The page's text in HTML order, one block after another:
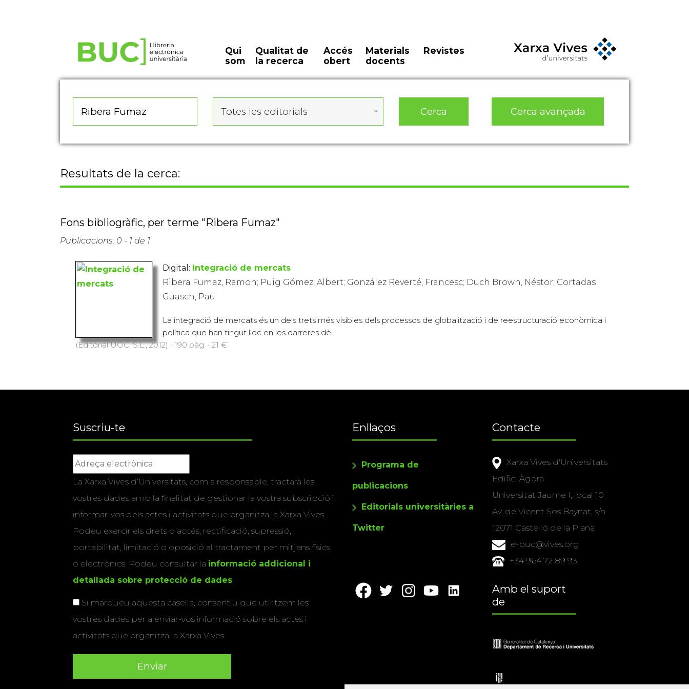
Qui
som
Qualitat de
la recerca
Accés
obert
Materials
docents
Revistes
Totes les editorials Cerca Cerca avançada
Resultats de la cerca:
Fons bibliogràfic, per terme "Ribera Fumaz"
Publicacions: 0 - 1 de 1
Digital: Integració de mercats
Ribera Fumaz, Ramon; Puig Gómez, Albert; González Reverté, Francesc; Duch Brown, Néstor; Cortadas
Guasch, Pau
La integració de mercats és un dels trets més visibles dels processos de globalització i de reestructuració econòmica i
política que han tingut lloc en les darreres dè...
(Editorial UOC, S.L., 2012) · 190 pàg. · 21 €
Suscriu-te
La Xarxa Vives d’Universitats, com a responsable, tractarà les
vostres dades amb la finalitat de gestionar la vostra subscripció i
informar-vos dels actes i activitats que organitza la Xarxa Vives.
Podeu exercir els drets d’accés, rectificació, supressió,
portabilitat, limitació o oposició al tractament per mitjans físics
o electrònics. Podeu consultar la informació addicional i
detallada sobre protecció de dades.
Si marqueu aquesta casella, consentiu que utilitzem les
vostres dades per a enviar-vos informació sobre els actes i
activitats que organitza la Xarxa Vives.
Enllaços
Programa de
publicacions
Editorials universitàries a
Twitter
Contacte
Xarxa Vives d'Universitats
Edifici Àgora
Universitat Jaume I, local 10
Av. de Vicent Sos Baynat, s/n
12071 Castelló de la Plana
e-buc@vives.org
+34 964 72 89 93
Amb el suport
de